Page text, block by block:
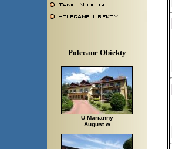
Polecane Obiekty
U Marianny
August w